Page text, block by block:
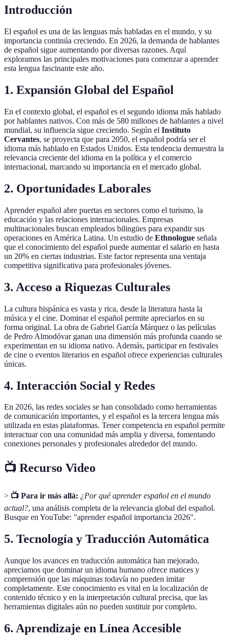
Introducción
El español es una de las lenguas más habladas en el mundo, y su
importancia continúa creciendo. En 2026, la demanda de hablantes
de español sigue aumentando por diversas razones. Aquí
exploramos las principales motivaciones para comenzar a aprender
esta lengua fascinante este año.
1. Expansión Global del Español
En el contexto global, el español es el segundo idioma más hablado
por hablantes nativos. Con más de 580 millones de hablantes a nivel
mundial, su influencia sigue creciendo. Según el Instituto
Cervantes, se proyecta que para 2050, el español podría ser el
idioma más hablado en Estados Unidos. Esta tendencia demuestra la
relevancia creciente del idioma en la política y el comercio
internacional, marcando su importancia en el mercado global.
2. Oportunidades Laborales
Aprender español abre puertas en sectores como el turismo, la
educación y las relaciones internacionales. Empresas
multinacionales buscan empleados bilingües para expandir sus
operaciones en América Latina. Un estudio de Ethnologue señala
que el conocimiento del español puede aumentar el salario en hasta
un 20% en ciertas industrias. Este factor representa una ventaja
competitiva significativa para profesionales jóvenes.
3. Acceso a Riquezas Culturales
La cultura hispánica es vasta y rica, desde la literatura hasta la
música y el cine. Dominar el español permite apreciarlos en su
forma original. La obra de Gabriel García Márquez o las películas
de Pedro Almodóvar ganan una dimensión más profunda cuando se
experimentan en su idioma nativo. Además, participar en festivales
de cine o eventos literarios en español ofrece experiencias culturales
únicas.
4. Interacción Social y Redes
En 2026, las redes sociales se han consolidado como herramientas
de comunicación importantes, y el español es la tercera lengua más
utilizada en estas plataformas. Tener competencia en español permite
interactuar con una comunidad más amplia y diversa, fomentando
conexiones personales y profesionales alrededor del mundo.
📺 Recurso Video
> 📺 Para ir más allá: ¿Por qué aprender español en el mundo
actual?, una análisis completa de la relevancia global del español.
Busque en YouTube: "aprender español importancia 2026".
5. Tecnología y Traducción Automática
Aunque los avances en traducción automática han mejorado,
apreciamos que dominar un idioma humano ofrece matices y
comprensión que las máquinas todavía no pueden imitar
completamente. Este conocimiento es vital en la localización de
contenido técnico y en la interpretación cultural precisa, que las
herramientas digitales aún no pueden sustituir por completo.
6. Aprendizaje en Línea Accesible